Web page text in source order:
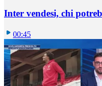
Inter vendesi, chi
00:45